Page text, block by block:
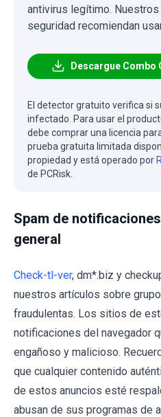
antivirus legítimo.
seguridad recomiendan
Descargue Combo
El detector gratuito verifica si
infectado. Para usar el
debe comprar una licencia
prueba gratuita limitada
propiedad y está operado por
de PCRisk.
Spam de
general
Check-tl-ver, dm*.biz y
nuestros artículos sobre
fraudulentas. Los sitios de
notificaciones del navegador
engañoso y malicioso.
que cualquier contenido
de estos anuncios esté
abusan de sus programas de